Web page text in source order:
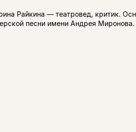
Райкина — театровед, критик.
песни имени Андрея Миронова.